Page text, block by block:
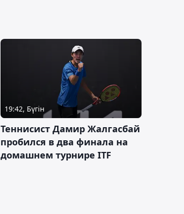
19:42, Бүгін
Теннисист Дамир Жалгасбай
пробился в два финала на
домашнем турнире ITF